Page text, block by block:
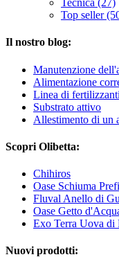
Tecnica (27)
Top seller
Il nostro blog:
Manutenzione
Alimentazione
Linea di
Substrato attivo
Allestimento di un
Scopri Olibetta:
Chihiros
Oase Schiuma
Fluval Anello di
Oase Getto
Exo Terra Uova di
Nuovi prodotti: